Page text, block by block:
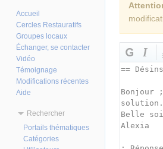
Accueil
Cercles Restauratifs
Groupes locaux
Échanger, se contacter
Vidéo
Témoignage
Modifications récentes
Aide
Rechercher
Portails thématiques
Catégories